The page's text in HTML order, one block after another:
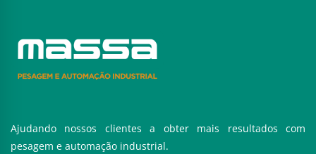
Ajudando nossos clientes a obter mais resultados com
pesagem e automação industrial.